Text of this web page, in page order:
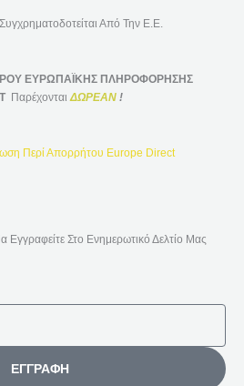
Από Την Ε.Ε.
ΕΥΡΩΠΑΪΚΗΣ ΠΛΗΡΟΦΟΡΗΣΗΣ
Παρέχονται ΔΩΡΕΑΝ !
Περί Απορρήτου Europe Direct
Εγγραφείτε Στο Ενημερωτικό Δελτίο Μας
ΕΓΓΡΑΦΉ